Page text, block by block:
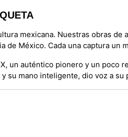
mexicana. Nuestras obras
de México. Cada una captura
un auténtico pionero y un poco
su mano inteligente, dio voz a